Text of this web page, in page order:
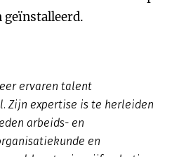
geïnstalleerd.
ervaren talent
Zijn expertise is te herleiden
arbeids- en
en